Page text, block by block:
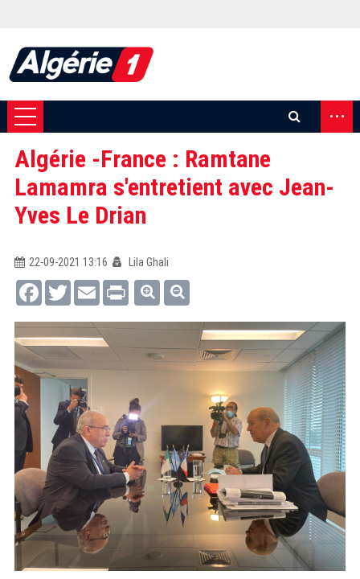
...
Algérie -France : Ramtane
Lamamra s'entretient avec Jean-
Yves Le Drian
22-09-2021 13:16
Lila Ghali
FacebookTwitterEmail Print